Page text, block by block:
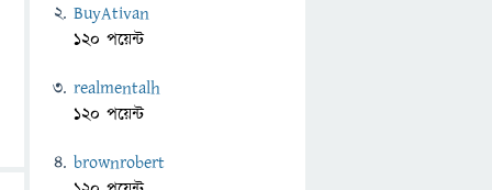
BuyAtivan
120 পয়েন্ট
realmentalh
120 পয়েন্ট
brownrobert